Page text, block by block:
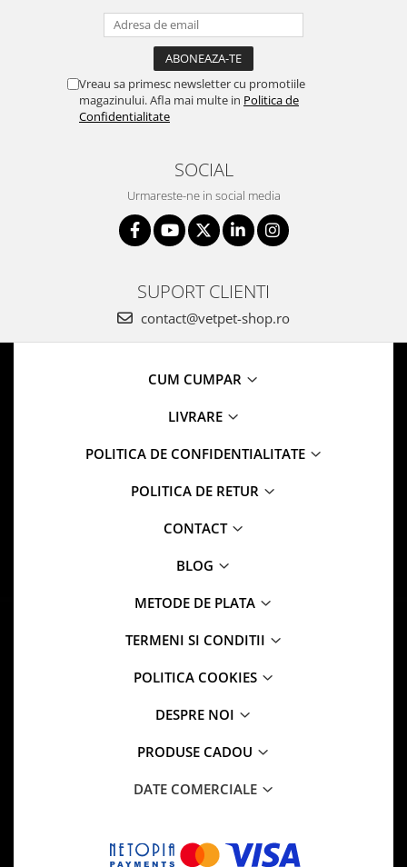
Vreau sa primesc newsletter cu promotiile
magazinului. Afla mai multe in Politica de
Confidentialitate
SOCIAL
Urmareste-ne in social media
SUPORT CLIENTI
contact@vetpet-shop.ro
CUM CUMPAR
LIVRARE
POLITICA DE CONFIDENTIALITATE
POLITICA DE RETUR
CONTACT
BLOG
METODE DE PLATA
TERMENI SI CONDITII
POLITICA COOKIES
DESPRE NOI
PRODUSE CADOU
DATE COMERCIALE